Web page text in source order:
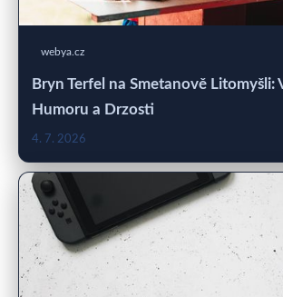
webya.cz
Bryn Terfel na Smetanově Litomyšli:
Humoru a Drzosti
4. 7. 2026